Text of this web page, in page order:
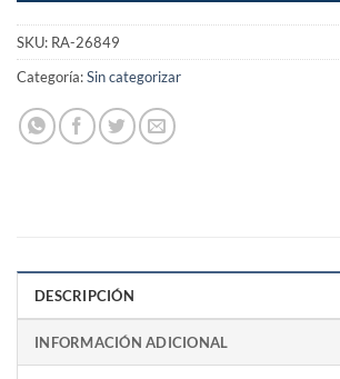
SKU: RA-26849
Categoría:Sin categorizar
DESCRIPCIÓN
INFORMACIÓN ADICIONAL